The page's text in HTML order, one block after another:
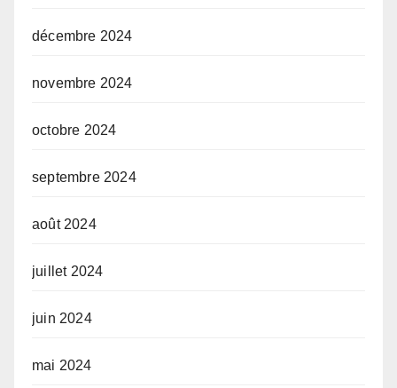
décembre 2024
novembre 2024
octobre 2024
septembre 2024
août 2024
juillet 2024
juin 2024
mai 2024